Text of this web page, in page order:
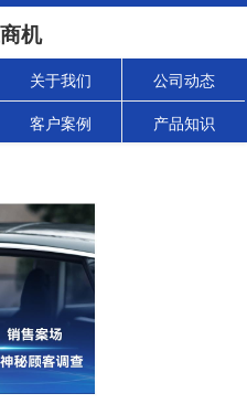
机
关于我们 公司动态
客户案例 产品知识